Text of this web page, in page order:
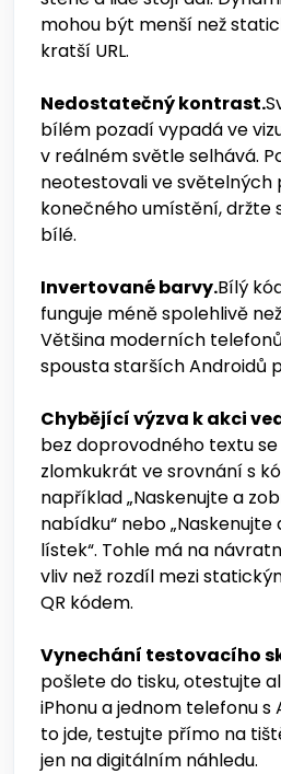
mohou být menší než
kratší URL.
Nedostatečný kontrast.
bílém pozadí vypadá ve
v reálném světle selhává.
neotestovali ve světelných
konečného umístění, držte
bílé.
Invertované barvy.Bílý
funguje méně spolehlivě
Většina moderních
spousta starších Androidů
Chybějící výzva k akci
bez doprovodného textu
zlomkukrát ve srovnání s
například „Naskenujte a
nabídku“ nebo
lístek“. Tohle má na
vliv než rozdíl mezi
QR kódem.
Vynechání testovacího
pošlete do tisku, otestujte
iPhonu a jednom telefonu s
to jde, testujte přímo na
jen na digitálním náhledu.